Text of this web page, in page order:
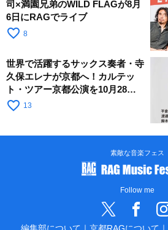
司×満園兄弟のWILD FLAGが8月
6日にRAGでライブ
favorite_border 8
世界で活躍するサックス奏者・寺
久保エレナが京都へ！カルテッ
ト・ツアー京都公演を10月28日
に開催
favorite_border 13
素敵な音楽フェス
Follow me